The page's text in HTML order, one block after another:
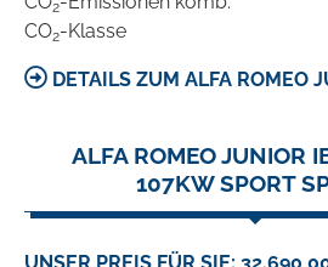
2
CO2-Klasse
DETAILS ZUM ALFA ROMEO
ALFA ROMEO JUNIOR
107KW SPORT